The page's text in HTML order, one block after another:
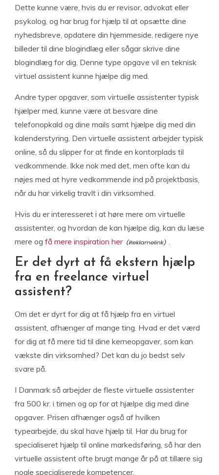
Dette kunne være, hvis du er revisor, advokat eller
psykolog, og har brug for hjælp til at opsætte dine
nyhedsbreve, opdatere din hjemmeside, redigere nye
billeder til dine blogindlæg eller sågar skrive dine
blogindlæg for dig. Denne type opgave vil en teknisk
virtuel assistent kunne hjælpe dig med.
Andre typer opgaver, som virtuelle assistenter typisk
hjælper med, kunne være at besvare dine
telefonopkald og dine mails samt hjælpe dig med din
kalenderstyring. Den virtuelle assistent arbejder typisk
online, så du slipper for at finde en kontorplads til
vedkommende. Ikke nok med det, men ofte kan du
nøjes med at hyre vedkommende ind på projektbasis,
når du har virkelig travlt i din virksomhed.
Hvis du er interesseret i at høre mere om virtuelle
assistenter, og hvordan de kan hjælpe dig, kan du læse
mere og få mere inspiration her .
Er det dyrt at få ekstern hjælp
fra en freelance virtuel
assistent?
Om det er dyrt for dig at få hjælp fra en virtuel
assistent, afhænger af mange ting. Hvad er det værd
for dig at få mere tid til dine kerneopgaver, som kan
vækste din virksomhed? Det kan du jo bedst selv
svare på.
I Danmark så arbejder de fleste virtuelle assistenter
fra 500 kr. i timen og op for at hjælpe dig med dine
opgaver. Prisen afhænger også af hvilken
typearbejde, du skal have hjælp til. Har du brug for
specialiseret hjælp til online markedsføring, så har den
virtuelle assistent ofte brugt mange år på at tillære sig
nogle specialiserede kompetencer.